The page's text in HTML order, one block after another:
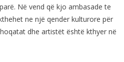
Në vend që kjo ambasade te
ne një qender kulturore për
dhe artistët është kthyer në